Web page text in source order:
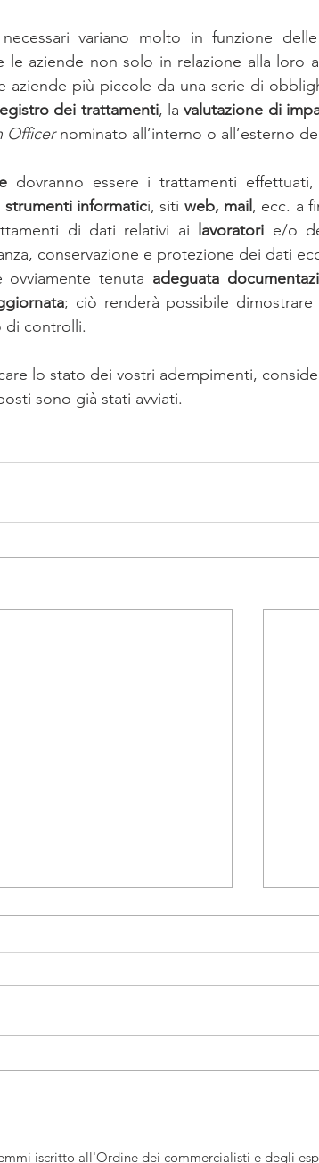
variano molto in funzione
le aziende non solo in relazione alla loro
aziende più piccole da una serie di
dei trattamenti, la valutazione di
Officer nominato all’interno o all’esterno
dovranno essere i trattamenti
strumenti informatici, siti web, mail , ecc. a
di dati relativi ai lavoratori e/o
conservazione e protezione dei dati
tenuta adeguata
; ciò renderà possibile
di controlli.
lo stato dei vostri adempimenti,
sono già stati avviati.
Bonus
iscritto all'Ordine dei commercialisti e degli